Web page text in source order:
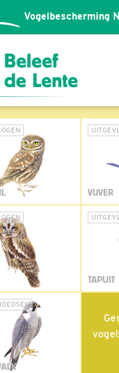
Vogelbescherming
VIJVER
TAPUIT